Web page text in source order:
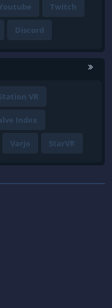
Twitch
Discord
VR
Index
Varjo StarVR